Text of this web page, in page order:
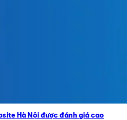
Hà Nội được đánh giá cao